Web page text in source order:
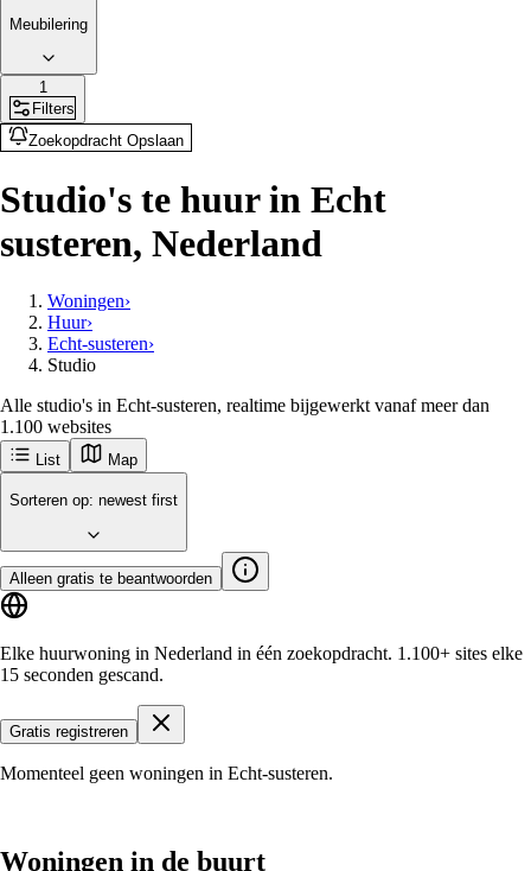
Meubilering
1
Filters
Zoekopdracht Opslaan
Studio's te huur in Echt
susteren, Nederland
Woningen›
Huur›
Echt-susteren›
Studio
Alle studio's in Echt-susteren, realtime bijgewerkt vanaf meer dan
1.100 websites
List Map
Ontvang als eerste nieuwe woningen in
Echt-Susteren
Echt-Susteren
Populaire steden
Amsterdam Rotterdam Groningen
Aan de slag